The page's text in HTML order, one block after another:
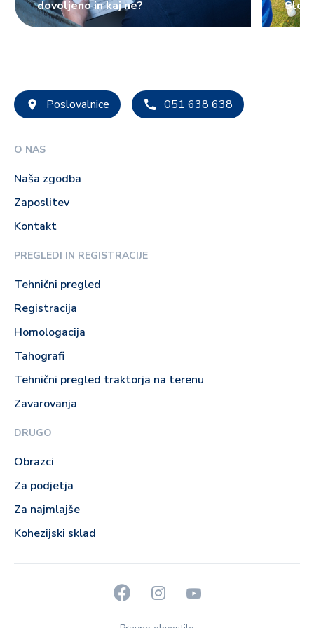
dovoljeno in kaj ne?
Poslovalnice 051 638 638
O NAS
Naša zgodba
Zaposlitev
Kontakt
PREGLEDI IN REGISTRACIJE
Tehnični pregled
Registracija
Homologacija
Tahografi
Tehnični pregled traktorja na terenu
Zavarovanja
DRUGO
Obrazci
Za podjetja
Za najmlajše
Kohezijski sklad